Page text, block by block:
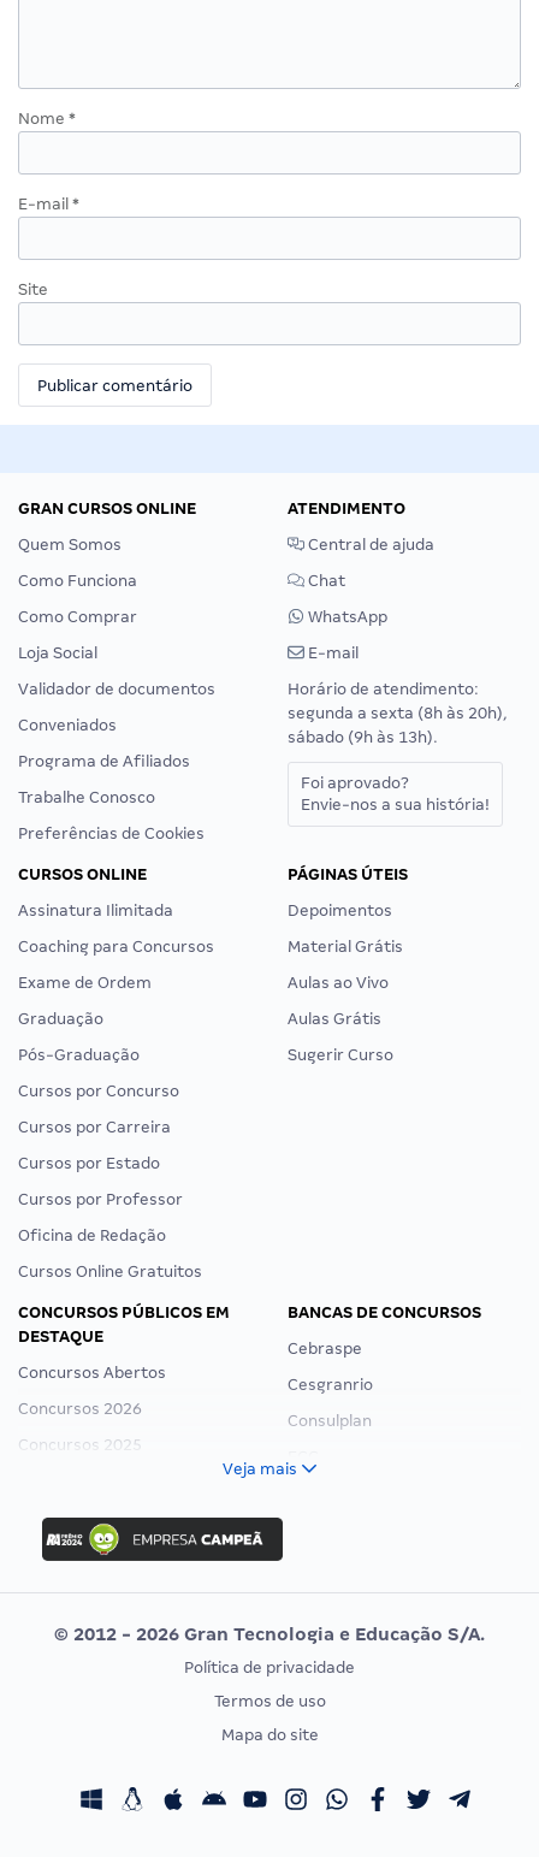
Nome *
E-mail *
Site
GRAN CURSOS ONLINE
Quem Somos
Como Funciona
Como Comprar
Loja Social
Validador de documentos
Conveniados
Programa de Afiliados
Trabalhe Conosco
Preferências de Cookies
ATENDIMENTO
Central de ajuda
Chat
WhatsApp
E-mail
Horário de atendimento:
segunda a sexta (8h às 20h),
sábado (9h às 13h).
Foi aprovado?
Envie-nos a sua história!
CURSOS ONLINE
Assinatura Ilimitada
Coaching para Concursos
Exame de Ordem
Graduação
Pós-Graduação
Cursos por Concurso
Cursos por Carreira
Cursos por Estado
Cursos por Professor
Oficina de Redação
Cursos Online Gratuitos
PÁGINAS ÚTEIS
Depoimentos
Material Grátis
Aulas ao Vivo
Aulas Grátis
Sugerir Curso
CONCURSOS PÚBLICOS EM
DESTAQUE
Concursos Abertos
Concursos 2026
Concursos 2025
Concurso Ibama
Concurso MPU
Editais publicados
BANCAS DE CONCURSOS
Cebraspe
Cesgranrio
Consulplan
Vunesp
CONCURSOS POR PROFISSÃO
Concursos Fiscais
EXAME DE ORDEM
Calendário OAB
Veja mais
© 2012 - 2026 Gran Tecnologia e Educação S/A.
Política de privacidade
Termos de uso
Mapa do site